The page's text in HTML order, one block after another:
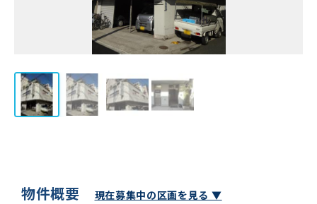
物件概要 現在募集中の区画を見る ▼